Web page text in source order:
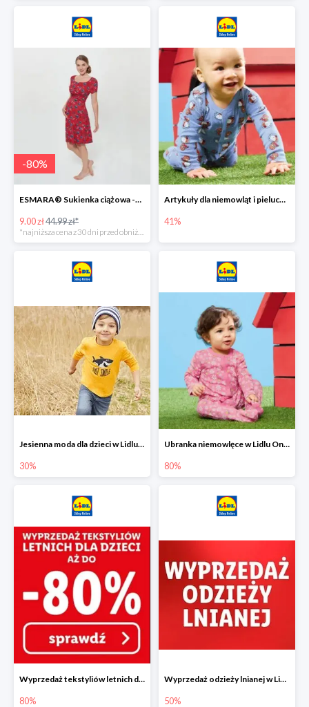
-80%
ESMARA® Sukienka ciążowa -79%
9.00 zł44.99 zł*
Artykuły dla niemowląt i pieluchy w Lidlu Online do -41%
41%
Jesienna moda dla dzieci w Lidlu Online do -30%
30%
Ubranka niemowlęce w Lidlu Online do -80%
80%
Wyprzedaż tekstyliów letnich dla dzieci w Lidlu Online do -80%
80%
Wyprzedaż odzieży lnianej w Lidlu Online do -50%
50%